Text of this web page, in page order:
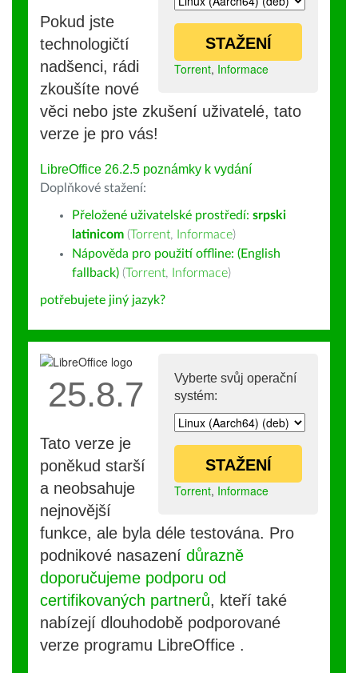
STAŽENÍ
Torrent, Informace
Pokud jste
technologičtí
nadšenci, rádi
zkoušíte nové
věci nebo jste zkušení uživatelé, tato
verze je pro vás!
LibreOffice 26.2.5 poznámky k vydání
Doplňkové stažení:
Přeložené uživatelské prostředí: srpski
latinicom (Torrent, Informace)
Nápověda pro použití offline: (English
fallback) (Torrent, Informace)
potřebujete jiný jazyk?
Vyberte svůj operační
systém:
STAŽENÍ
Torrent, Informace
25.8.7
Tato verze je
poněkud starší
a neobsahuje
nejnovější
funkce, ale byla déle testována. Pro
podnikové nasazení důrazně
doporučujeme podporu od
certifikovaných partnerů, kteří také
nabízejí dlouhodobě podporované
verze programu LibreOffice .